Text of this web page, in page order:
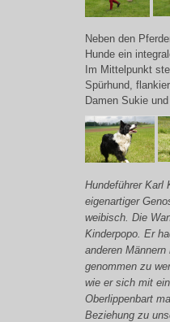
Neben den
Hunde ein
Im Mittelpunkt
Spürhund,
Damen Sukie
Hundeführer Karl
eigenartiger
weibisch. Die
Kinderpopo. Er
anderen
genommen zu
wie er sich mit
Oberlippenbart
Beziehung zu